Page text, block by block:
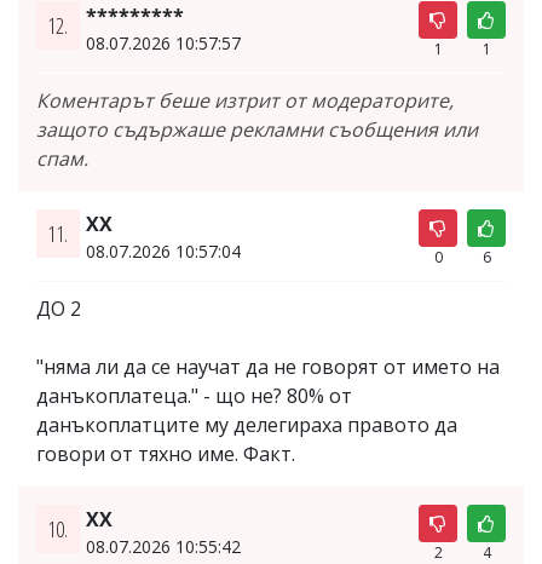
12. *********
08.07.2026 10:57:57 1 1
Коментарът беше изтрит от модераторите,
защото съдържаше рекламни съобщения или
спам.
11. XX
08.07.2026 10:57:04 0 6
ДО 2
"няма ли да се научат да не говорят от името на
данъкоплатеца." - що не? 80% от
данъкоплатците му делегираха правото да
говори от тяхно име. Факт.
10. XX
08.07.2026 10:55:42 2 4